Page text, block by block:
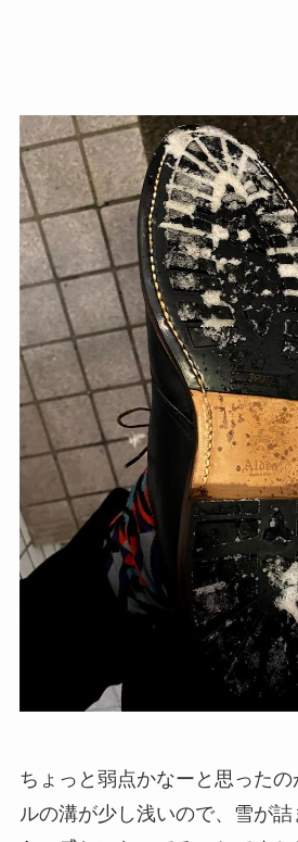
ちょっと弱点かなーと思った
ルの溝が少し浅いので、雪が